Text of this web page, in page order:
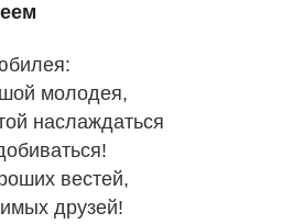
молодея,
наслаждаться
вестей,
друзей!